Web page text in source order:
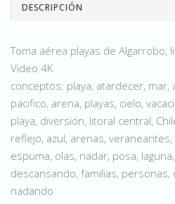
DESCRIPCIÓN
Toma aérea playas de Algarrobo,
Video 4K
conceptos: playa, atardecer, mar,
pacifico, arena, playas, cielo,
playa, diversión, litoral central,
reflejo, azul, arenas,
espuma, olas, nadar, posa,
descansando, familias,
nadando